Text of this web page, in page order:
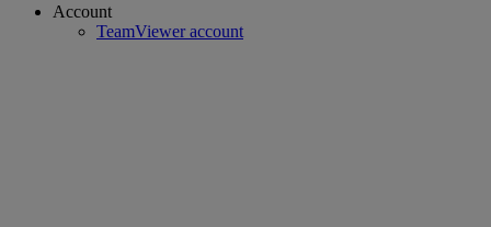
Account
TeamViewer account